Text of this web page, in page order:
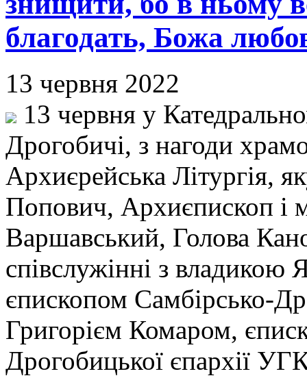
благодать, Божа
13 червня 2022
13 червня у
Дрогобичі, з нагоди
Архиєрейська Літургія,
Попович, Архиєпископ і
Варшавський, Голова
співслужінні з
єпископом Самбірсько-
Григорієм Комаром,
Дрогобицької єпархії